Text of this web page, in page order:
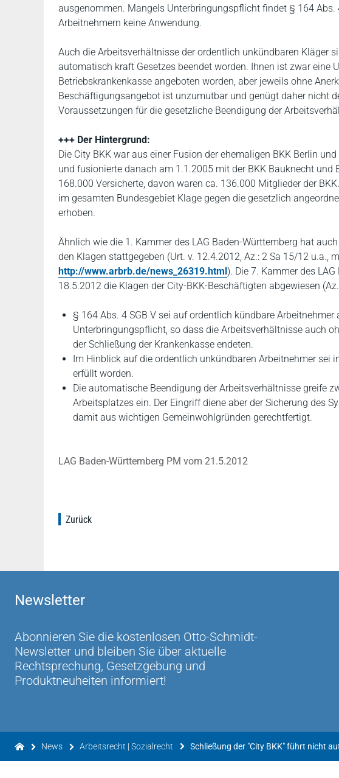
ausgenommen. Mangels Unterbringungspflicht findet § 164 Abs.
Arbeitnehmern keine Anwendung.
Auch die Arbeitsverhältnisse der ordentlich unkündbaren Kläger
automatisch kraft Gesetzes beendet worden. Ihnen ist zwar eine
Betriebskrankenkasse angeboten worden, aber jeweils ohne
Beschäftigungsangebot ist unzumutbar und genügt daher nicht
Voraussetzungen für die gesetzliche Beendigung der
+++ Der Hintergrund:
Die City BKK war aus einer Fusion der ehemaligen BKK Berlin
und fusionierte danach am 1.1.2005 mit der BKK Bauknecht und
168.000 Versicherte, davon waren ca. 136.000 Mitglieder der
im gesamten Bundesgebiet Klage gegen die gesetzlich
erhoben.
Ähnlich wie die 1. Kammer des LAG Baden-Württemberg hat
den Klagen stattgegeben (Urt. v. 12.4.2012, Az.: 2 Sa 15/12 u.a.,
http://www.arbrb.de/news_26319.html). Die 7. Kammer des
18.5.2012 die Klagen der City-BKK-Beschäftigten abgewiesen
§ 164 Abs. 4 SGB V sei auf ordentlich kündbare
Unterbringungspflicht, so dass die Arbeitsverhältnisse auch
der Schließung der Krankenkasse endeten.
Im Hinblick auf die ordentlich unkündbaren Arbeitnehmer sei
erfüllt worden.
Die automatische Beendigung der Arbeitsverhältnisse greife
Arbeitsplatzes ein. Der Eingriff diene aber der Sicherung des
damit aus wichtigen Gemeinwohlgründen gerechtfertigt.
LAG Baden-Württemberg PM vom 21.5.2012
Zurück
Newsletter
Abonnieren Sie die kostenlosen Otto-Schmidt-
Newsletter und bleiben Sie über aktuelle
Rechtsprechung, Gesetzgebung und
Produktneuheiten informiert!
News Arbeitsrecht | Sozialrecht